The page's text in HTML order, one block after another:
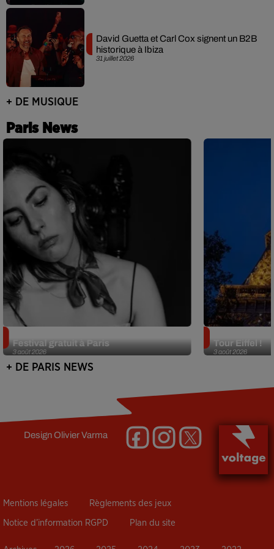
31 juillet 2026
David Guetta et Carl Cox signent un B2B
historique à Ibiza
+ DE MUSIQUE
Paris News
3 août 2026
Festival gratuit à Paris
3 août 2026
Tour Eiffel !
+ DE PARIS NEWS
DesignOlivier Varma
Mentions légales Règlements des jeux
Notice d’information RGPD Plan du site